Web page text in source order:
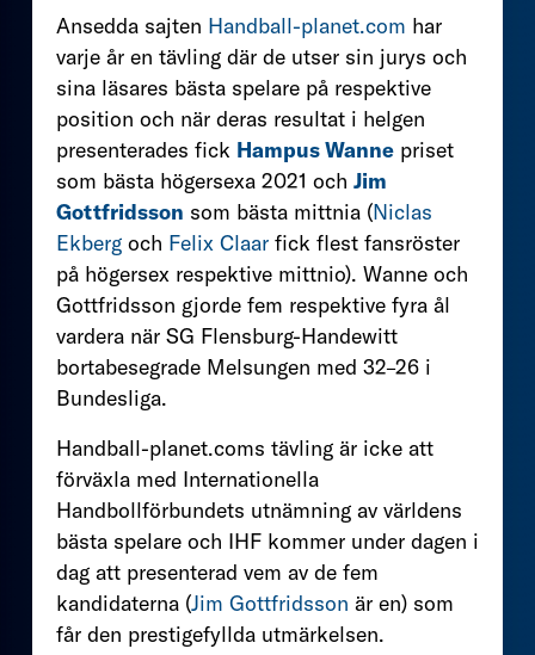
Ansedda sajten Handball-planet.com har
varje år en tävling där de utser sin jurys och
sina läsares bästa spelare på respektive
position och när deras resultat i helgen
presenterades fick Hampus Wanne priset
som bästa högersexa 2021 och Jim
Gottfridsson som bästa mittnia (Niclas
Ekberg och Felix Claar fick flest fansröster
på högersex respektive mittnio). Wanne och
Gottfridsson gjorde fem respektive fyra ål
vardera när SG Flensburg-Handewitt
bortabesegrade Melsungen med 32–26 i
Bundesliga.
Handball-planet.coms tävling är icke att
förväxla med Internationella
Handbollförbundets utnämning av världens
bästa spelare och IHF kommer under dagen i
dag att presenterad vem av de fem
kandidaterna (Jim Gottfridsson är en) som
får den prestigefyllda utmärkelsen.